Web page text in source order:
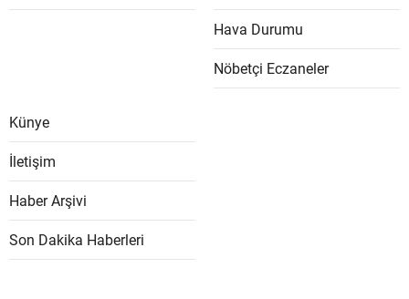
Hava Durumu
Nöbetçi Eczaneler
Künye
İletişim
Haber Arşivi
Son Dakika Haberleri